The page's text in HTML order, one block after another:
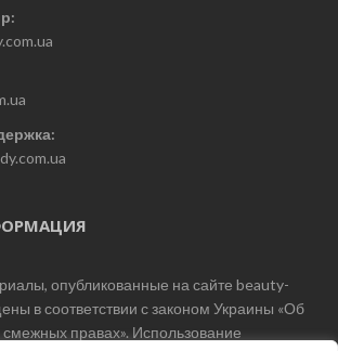
опубликованные на сайте beauty-
в соответствии с законом Украины «Об
правах». Использование